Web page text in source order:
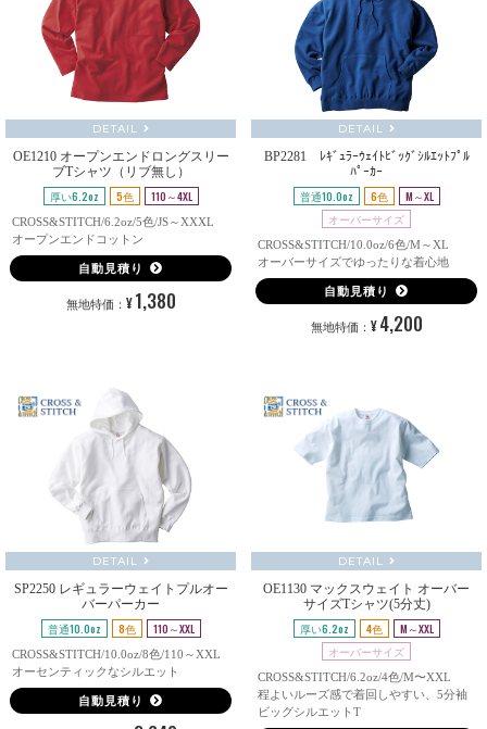
DETAIL
OE1210 オープンエンドロングスリー
ブTシャツ（リブ無し）
厚い6.2oz 5色 110～4XL
CROSS&STITCH/6.2oz/5色/JS～XXXL
オープンエンドコットン
自動見積り
無地特価： ¥ 1,380
DETAIL
BP2281 ﾚｷﾞｭﾗｰｳｪｲﾄﾋﾞｯｸﾞｼﾙｴｯﾄﾌﾟﾙ
ﾊﾟｰｶｰ
普通10.0oz 6色
M～XL
オーバーサイズ
CROSS&STITCH/10.0oz/6色/M～XL
オーバーサイズでゆったりな着心地
自動見積り
無地特価： ¥ 4,200
DETAIL
SP2250 レギュラーウェイトプルオー
バーパーカー
普通10.0oz 8色 110～XXL
CROSS&STITCH/10.0oz/8色/110～XXL
オーセンティックなシルエット
自動見積り
DETAIL
OE1130 マックスウェイト オーバー
サイズTシャツ(5分丈)
厚い6.2oz 4色
M～XXL
オーバーサイズ
CROSS&STITCH/6.2oz/4色/M〜XXL
程よいルーズ感で着回しやすい、5分袖
ビッグシルエットT